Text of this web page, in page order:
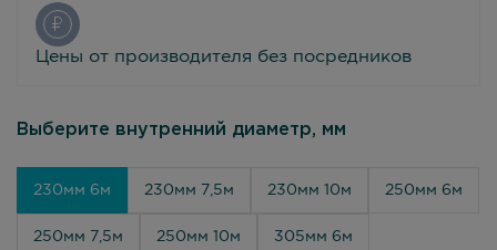
Цены от производителя без посредников
Выберите внутренний диаметр, мм
230мм 6м 230мм 7,5м 230мм 10м 250мм 6м
250мм 7,5м 250мм 10м 305мм 6м